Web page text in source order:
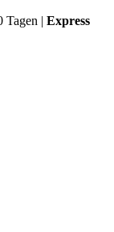
Tagen | Express